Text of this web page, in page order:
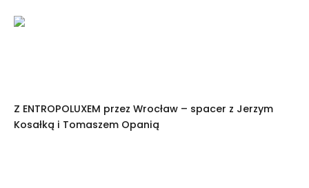
Z ENTROPOLUXEM przez Wrocław – spacer z Jerzym
Kosałką i Tomaszem Opanią